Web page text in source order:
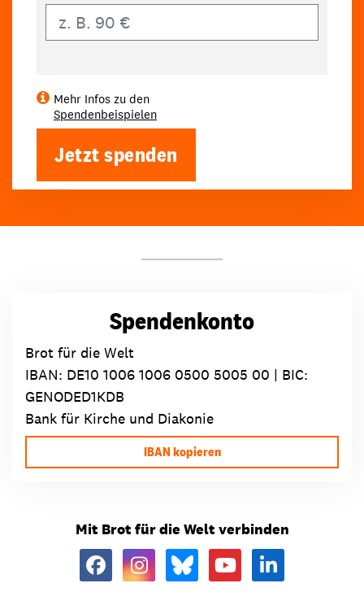
Mehr Infos zu den
Spendenbeispielen
Jetzt spenden
Spendenkonto
Brot für die Welt
IBAN: DE10 1006 1006 0500 5005 00 | BIC:
GENODED1KDB
Bank für Kirche und Diakonie
IBAN kopieren
Mit Brot für die Welt verbinden